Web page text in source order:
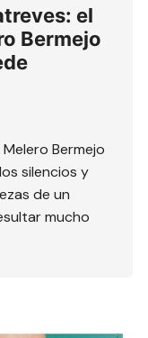
el
Bermejo
Bermejo
silencios y
de un
mucho